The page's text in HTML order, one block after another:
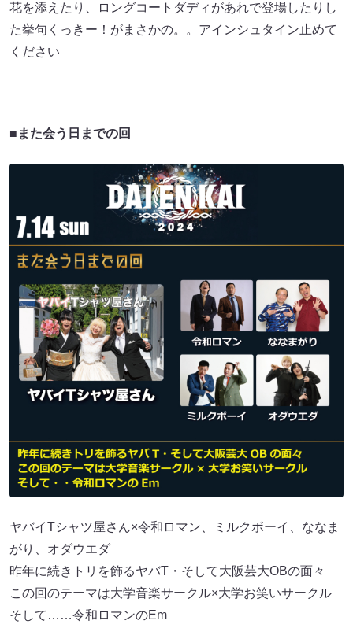
花を添えたり、ロングコートダディがあれで登場したりし
た挙句くっきー！がまさかの。。アインシュタイン止めて
ください
■また会う日までの回
ヤバイTシャツ屋さん×令和ロマン、ミルクボーイ、ななま
がり、オダウエダ
昨年に続きトリを飾るヤバT・そして大阪芸大OBの面々
この回のテーマは大学音楽サークル×大学お笑いサークル
そして……令和ロマンのEm